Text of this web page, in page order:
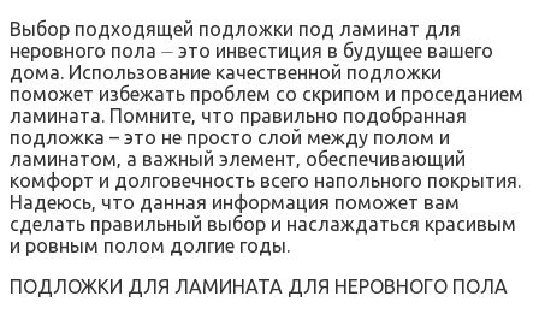
Выбор подходящей подложки под ламинат для
неровного пола ⏤ это инвестиция в будущее вашего
дома. Использование качественной подложки
поможет избежать проблем со скрипом и проседанием
ламината. Помните‚ что правильно подобранная
подложка – это не просто слой между полом и
ламинатом‚ а важный элемент‚ обеспечивающий
комфорт и долговечность всего напольного покрытия.
Надеюсь‚ что данная информация поможет вам
сделать правильный выбор и наслаждаться красивым
и ровным полом долгие годы.
ПОДЛОЖКИ ДЛЯ ЛАМИНАТА ДЛЯ НЕРОВНОГО ПОЛА